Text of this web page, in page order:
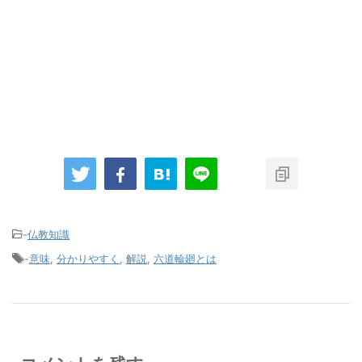
-仏教知識
-意味 分かりやすく 解説 六道輪廻とは